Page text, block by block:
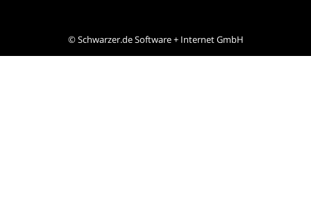
©Schwarzer.de Software + Internet GmbH